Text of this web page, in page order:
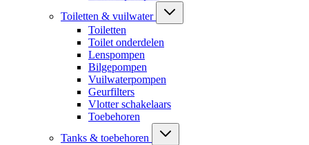
Toiletten & vuilwater
Toiletten
Toilet onderdelen
Lenspompen
Bilgepompen
Vuilwaterpompen
Geurfilters
Vlotter schakelaars
Toebehoren
Tanks & toebehoren